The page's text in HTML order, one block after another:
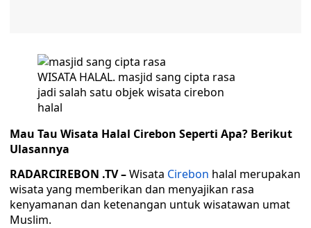
WISATA HALAL. masjid sang cipta rasa
jadi salah satu objek wisata cirebon
halal
Mau Tau Wisata Halal Cirebon Seperti Apa? Berikut
Ulasannya
RADARCIREBON .TV –Wisata Cirebon halal merupakan
wisata yang memberikan dan menyajikan rasa
kenyamanan dan ketenangan untuk wisatawan umat
Muslim.